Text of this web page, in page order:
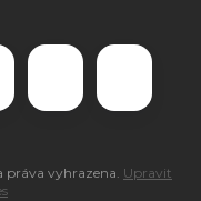
práva vyhrazena. Upravit